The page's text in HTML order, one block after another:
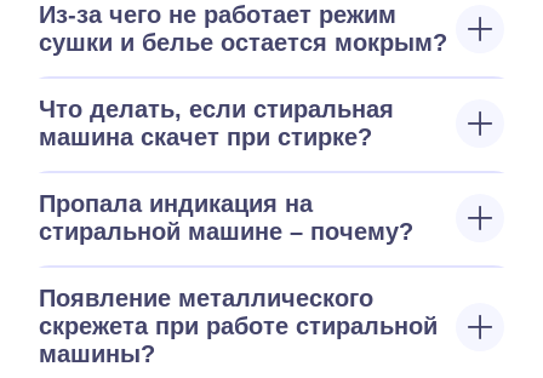
Из-за чего не работает режим
сушки и белье остается мокрым?
Что делать, если стиральная
машина скачет при стирке?
Пропала индикация на
стиральной машине – почему?
Появление металлического
скрежета при работе стиральной
машины?